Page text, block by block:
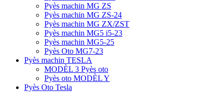
Pyès machin MG ZS
Pyès machin MG ZS-24
Pyès machin MG ZX/ZST
Pyès machin MG5 i5-23
Pyès machin MG5-25
Pyès Oto MG7-23
Pyès machin TESLA
MODÈL 3 Pyès oto
Pyès oto MODÈL Y
Pyès Oto Tesla